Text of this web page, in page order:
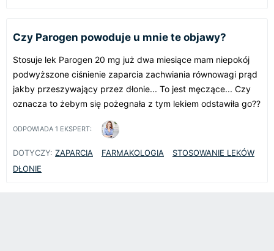
Czy Parogen powoduje u mnie te objawy?
Stosuje lek Parogen 20 mg już dwa miesiące mam niepokój
podwyższone ciśnienie zaparcia zachwiania równowagi prąd
jakby przeszywający przez dłonie... To jest męczące... Czy
oznacza to żebym się pożegnała z tym lekiem odstawiła go??
ODPOWIADA 1 EKSPERT:
DOTYCZY: ZAPARCIA FARMAKOLOGIA
STOSOWANIE LEKÓW
DŁONIE